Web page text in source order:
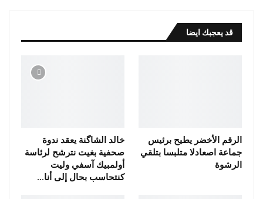
قد يعجبك ايضا
الرقم الأخضر يطيح برئيس
جماعة اصعادلا متلبسا بتلقي
الرشوة
خالد الشاگنة يعقد ندوة
صحفية بغيت نترشح لرئاسة
أولمبيك آسفي وليت
كنتحاسب بحال إلى أنا…